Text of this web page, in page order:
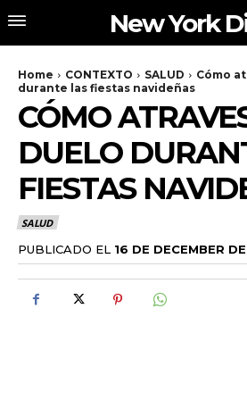
New York
Home CONTEXTO SALUD
Cómo
durante las fiestas navideñas
CÓMO
DUELO
FIESTAS
SALUD
PUBLICADO EL 16 DE DECEMBER